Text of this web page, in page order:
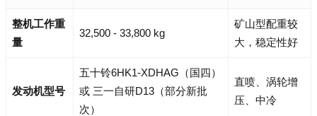
整机工作重
量
32,500 - 33,800 kg
矿山型配重较
大，稳定性好
发动机型号
五十铃6HK1-XDHAG（国四）
或 三一自研D13（部分新批
次）
直喷、涡轮增
压、中冷